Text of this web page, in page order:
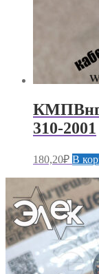
310-2001
180,20₽ В